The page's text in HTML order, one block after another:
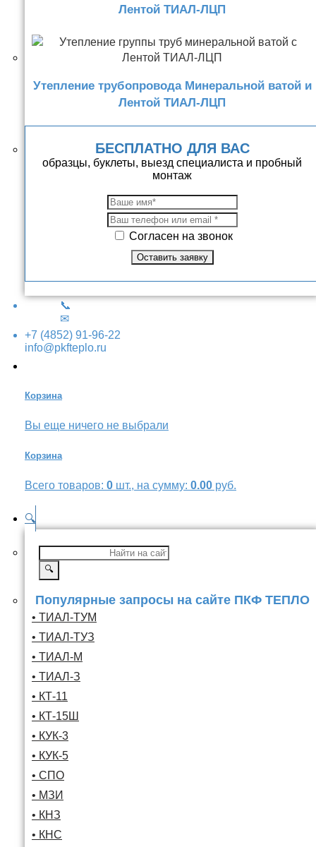
Лентой ТИАЛ-ЛЦП
Утепление трубопровода Минеральной ватой и
Лентой ТИАЛ-ЛЦП
БЕСПЛАТНО ДЛЯ ВАС
образцы, буклеты, выезд специалиста и пробный
монтаж
Согласен на звонок
📞
✉
+7 (4852) 91-96-22
info@pkfteplo.ru
Корзина
Вы еще ничего не выбрали
Корзина
Всего товаров: 0 шт., на сумму: 0.00 руб.
🔍
🔍
Популярные запросы на сайте ПКФ ТЕПЛО
• ТИАЛ-ТУМ
• ТИАЛ-ТУЗ
• ТИАЛ-М
• ТИАЛ-З
• КТ-11
• КТ-15Ш
• КУК-3
• КУК-5
• СПО
• МЗИ
• КНЗ
• КНС